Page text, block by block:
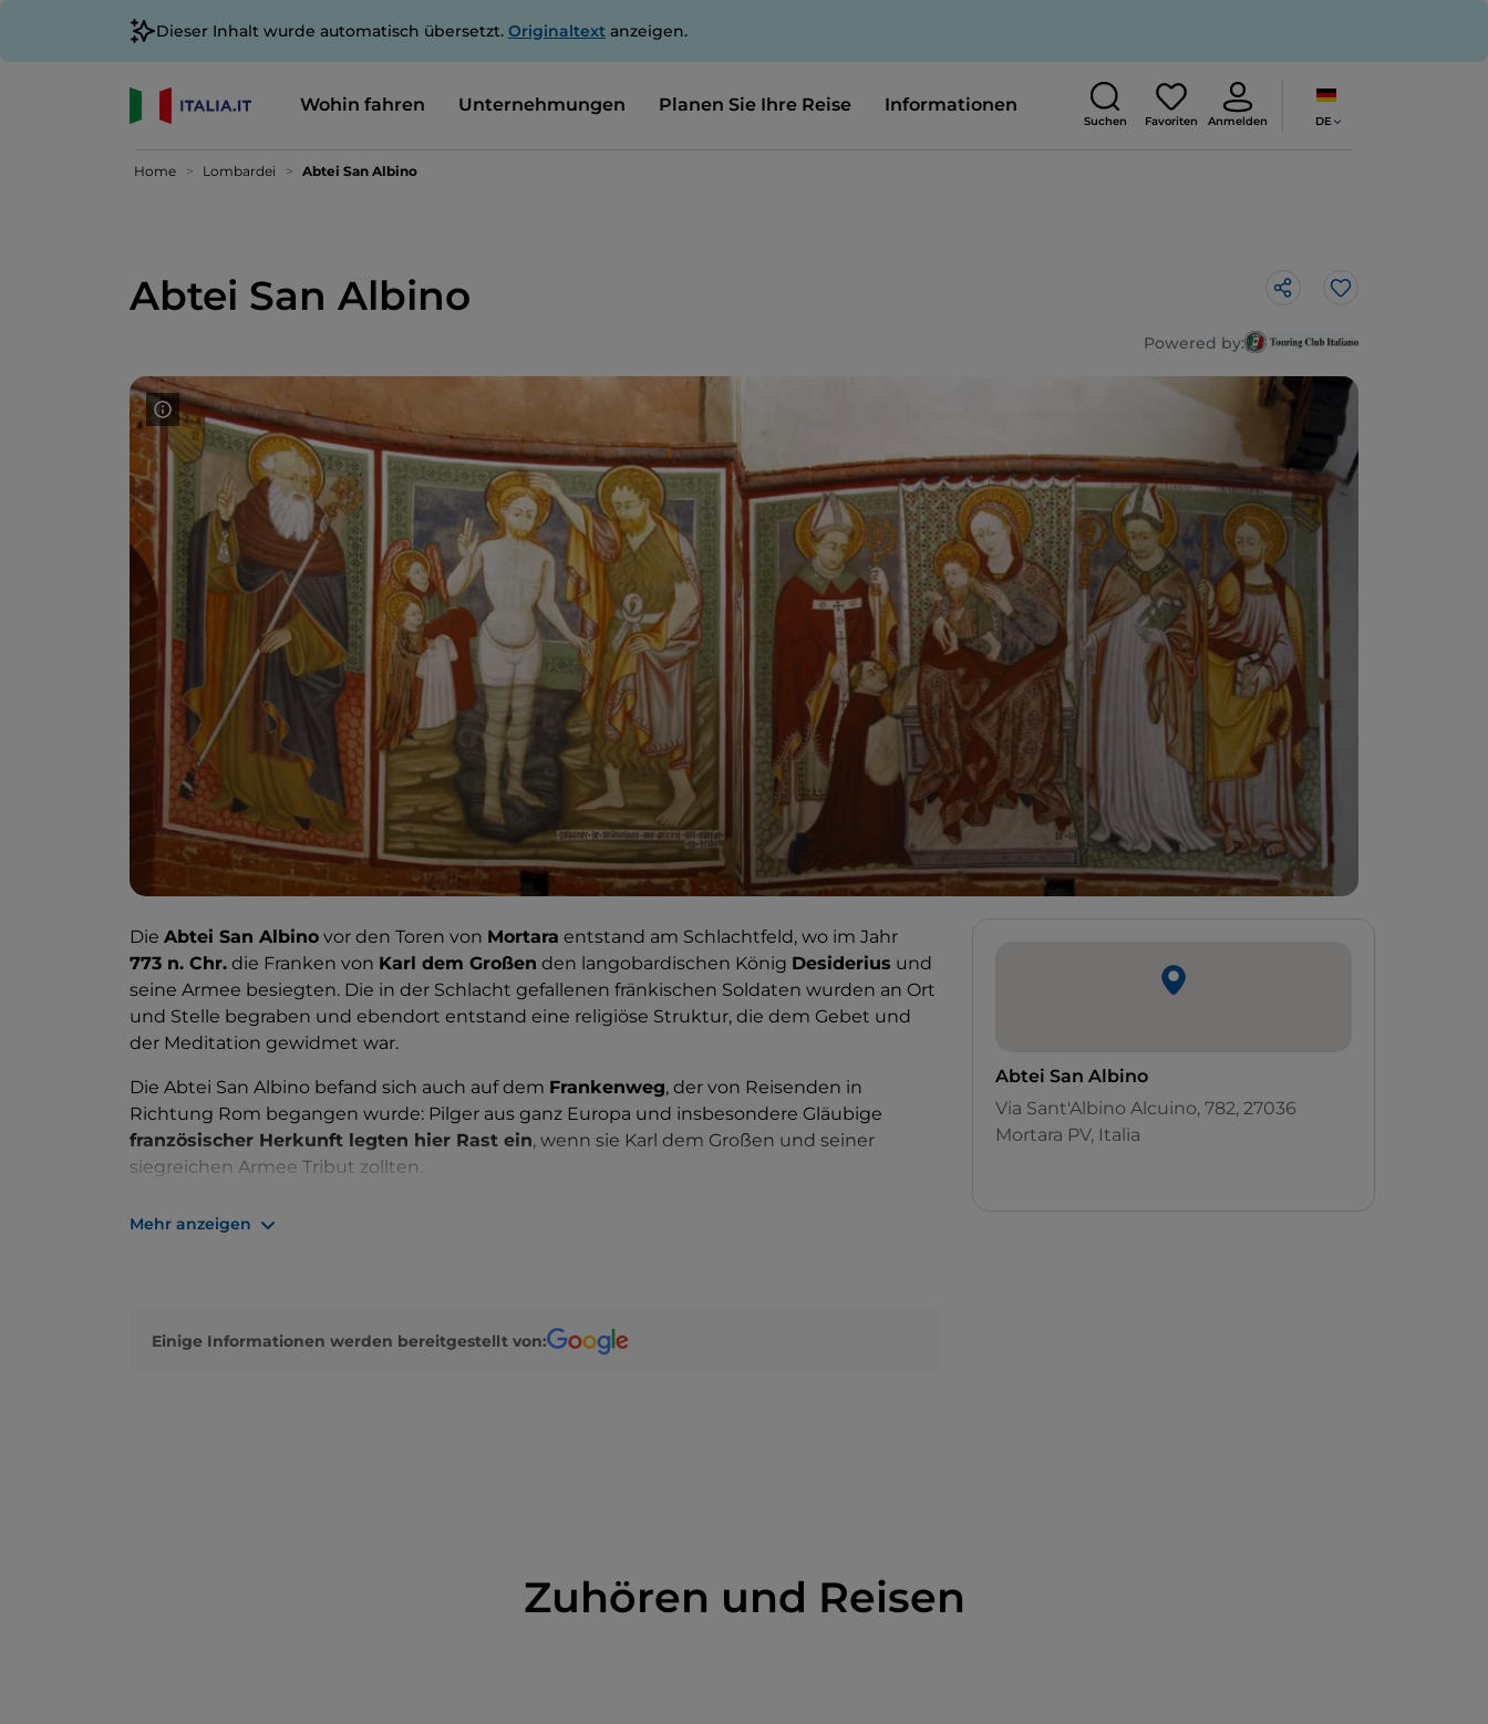
Dieser Inhalt wurde automatisch übersetzt. Originaltext anzeigen.
Wohin fahren Unternehmungen Planen Sie Ihre Reise Informationen
Suchen Favoriten Anmelden DE
Home Lombardei Abtei San Albino
Abtei San Albino Like
Powered by:
Die Abtei San Albino vor den Toren von Mortara entstand am Schlachtfeld, wo im Jahr
773 n. Chr. die Franken von Karl dem Großen den langobardischen König Desiderius und
seine Armee besiegten. Die in der Schlacht gefallenen fränkischen Soldaten wurden an Ort
und Stelle begraben und ebendort entstand eine religiöse Struktur, die dem Gebet und
der Meditation gewidmet war.
Die Abtei San Albino befand sich auch auf dem Frankenweg, der von Reisenden in
Richtung Rom begangen wurde: Pilger aus ganz Europa und insbesondere Gläubige
französischer Herkunft legten hier Rast ein, wenn sie Karl dem Großen und seiner
siegreichen Armee Tribut zollten.
errichten ließ, jedoch englischen Ursprungs. Er hieß
Mehr anzeigen
Einige Informationen werden bereitgestellt von:
Abtei San Albino
Via Sant'Albino Alcuino, 782, 27036
Mortara PV, Italia
Zuhören und Reisen